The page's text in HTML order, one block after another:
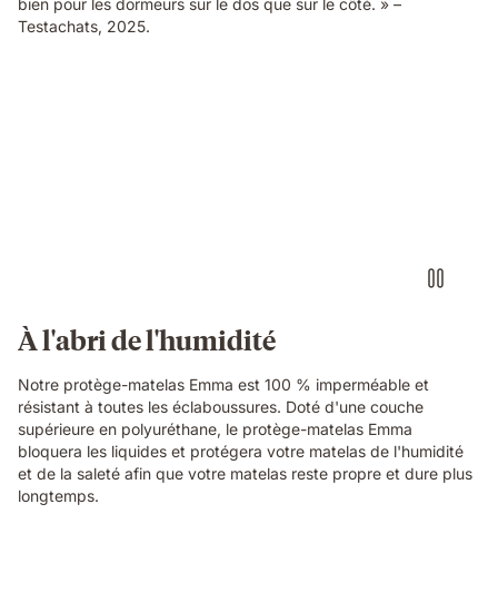
bien pour les dormeurs sur le dos que sur le côté. » –
Testachats, 2025.
À l'abri de l'humidité
Notre protège-matelas Emma est 100 % imperméable et
résistant à toutes les éclaboussures. Doté d'une couche
supérieure en polyuréthane, le protège-matelas Emma
bloquera les liquides et protégera votre matelas de l'humidité
et de la saleté afin que votre matelas reste propre et dure plus
longtemps.